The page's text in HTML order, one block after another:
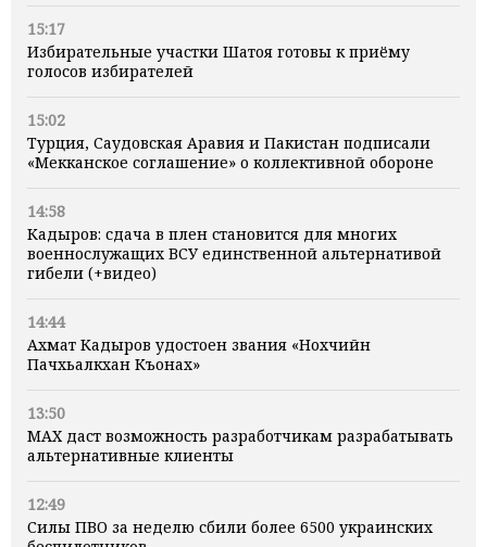
15:17
Избирательные участки Шатоя готовы к приёму
голосов избирателей
15:02
Турция, Саудовская Аравия и Пакистан подписали
«Мекканское соглашение» о коллективной обороне
14:58
Кадыров: сдача в плен становится для многих
военнослужащих ВСУ единственной альтернативой
гибели (+видео)
14:44
Ахмат Кадыров удостоен звания «Нохчийн
Пачхьалкхан Къонах»
13:50
MAX даст возможность разработчикам разрабатывать
альтернативные клиенты
12:49
Силы ПВО за неделю сбили более 6500 украинских